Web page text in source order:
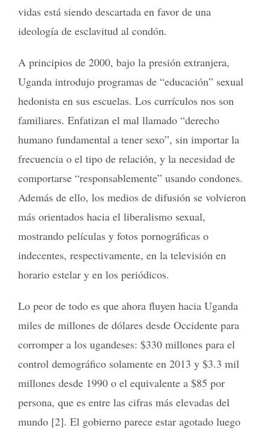
vidas está siendo descartada en favor de una
ideología de esclavitud al condón.
A principios de 2000, bajo la presión extranjera,
Uganda introdujo programas de “educación” sexual
hedonista en sus escuelas. Los currículos nos son
familiares. Enfatizan el mal llamado “derecho
humano fundamental a tener sexo”, sin importar la
frecuencia o el tipo de relación, y la necesidad de
comportarse “responsablemente” usando condones.
Además de ello, los medios de difusión se volvieron
más orientados hacia el liberalismo sexual,
mostrando películas y fotos pornográficas o
indecentes, respectivamente, en la televisión en
horario estelar y en los periódicos.
Lo peor de todo es que ahora fluyen hacia Uganda
miles de millones de dólares desde Occidente para
corromper a los ugandeses: $330 millones para el
control demográfico solamente en 2013 y $3.3 mil
millones desde 1990 o el equivalente a $85 por
persona, que es entre las cifras más elevadas del
mundo [2]. El gobierno parece estar agotado luego